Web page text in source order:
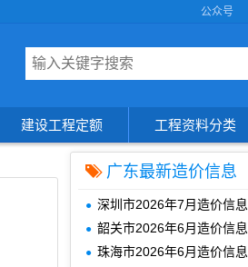
公众号
建设工程定额 工程资料分类
广东最新造价信息
深圳市2026年7月造价信息
韶关市2026年6月造价信息
珠海市2026年6月造价信息